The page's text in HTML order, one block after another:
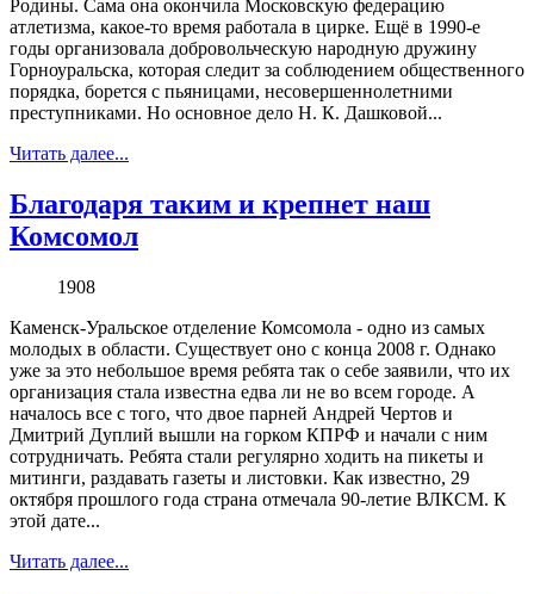
Родины. Сама она окончила Московскую федерацию
атлетизма, какое-то время работала в цирке. Ещё в 1990-е
годы организовала добровольческую народную дружину
Горноуральска, которая следит за соблюдением общественного
порядка, борется с пьяницами, несовершеннолетними
преступниками. Но основное дело Н. К. Дашковой...
Читать далее...
Благодаря таким и крепнет наш
Комсомол
1908
Каменск-Уральское отделение Комсомола - одно из самых
молодых в области. Существует оно с конца 2008 г. Однако
уже за это небольшое время ребята так о себе заявили, что их
организация стала известна едва ли не во всем городе. А
началось все с того, что двое парней Андрей Чертов и
Дмитрий Дуплий вышли на горком КПРФ и начали с ним
сотрудничать. Ребята стали регулярно ходить на пикеты и
митинги, раздавать газеты и листовки. Как известно, 29
октября прошлого года страна отмечала 90-летие ВЛКСМ. К
этой дате...
Читать далее...